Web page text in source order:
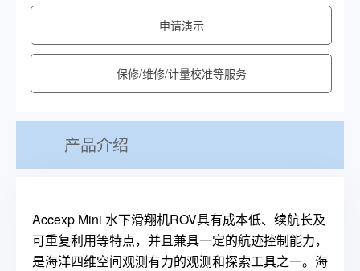
申请演示
保修/维修/计量校准等服务
产品介绍
Accexp Mini 水下滑翔机ROV具有成本低、续航长及
可重复利用等特点，并且兼具一定的航迹控制能力，
是海洋四维空间观测有力的观测和探索工具之一。海